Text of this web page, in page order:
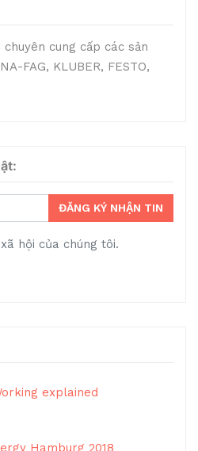
chuyên cung cấp các sản
FAG, KLUBER, FESTO,
ĐĂNG KÝ NHẬN TIN
hội của chúng tôi.
explained
Hamburg 2018